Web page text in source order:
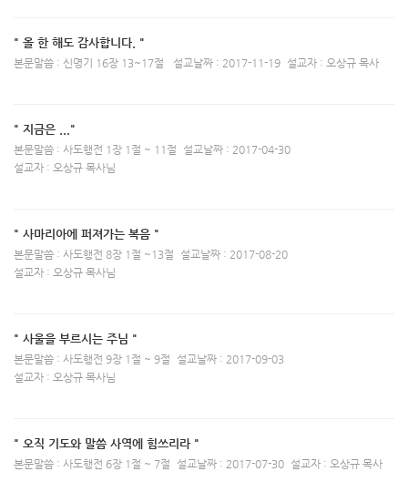
" 올 한 해도 감사합니다. "
본문말씀 : 신명기 16장 13~17절 설교날짜 : 2017-11-19 설교자 : 오상규 목사
" 지금은 ..."
본문말씀 : 사도행전 1장 1절 ~ 11절
설교날짜 : 2017-04-30
설교자 : 오상규 목사님
" 사마리아에 퍼져가는 복음 "
본문말씀 : 사도행전 8장 1절 ~13절
설교날짜 : 2017-08-20
설교자 : 오상규 목사님
" 사울을 부르시는 주님 "
본문말씀 : 사도행전 9장 1절 ~ 9절
설교날짜 : 2017-09-03
설교자 : 오상규 목사님
" 오직 기도와 말씀 사역에 힘쓰리라 "
본문말씀 : 사도행전 6장 1절 ~ 7절 설교날짜 : 2017-07-30 설교자 : 오상규 목사